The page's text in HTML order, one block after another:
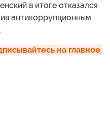
в итоге отказался
антикоррупционным
на главное